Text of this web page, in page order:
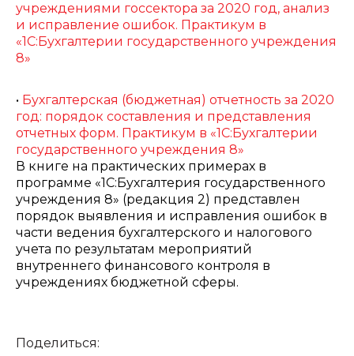
учреждениями госсектора за 2020 год, анализ
и исправление ошибок. Практикум в
«1С:Бухгалтерии государственного учреждения
8»
• Бухгалтерская (бюджетная) отчетность за 2020
год: порядок составления и представления
отчетных форм. Практикум в «1С:Бухгалтерии
государственного учреждения 8»
В книге на практических примерах в
программе «1С:Бухгалтерия государственного
учреждения 8» (редакция 2) представлен
порядок выявления и исправления ошибок в
части ведения бухгалтерского и налогового
учета по результатам мероприятий
внутреннего финансового контроля в
учреждениях бюджетной сферы.
Поделиться: